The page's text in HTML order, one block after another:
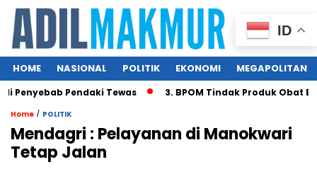
HOME NASIONAL POLITIK EKONOMI MEGAPOLITAN
Pendaki Tewas 3. BPOM Tindak Produk Obat
Home / POLITIK
Mendagri : Pelayanan di Manokwari
Tetap Jalan
ID